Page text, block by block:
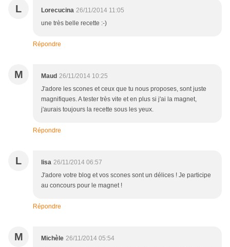
L Lorecucina 26/11/2014 11:05
une très belle recette :-)
Répondre
M Maud 26/11/2014 10:25
J'adore les scones et ceux que tu nous proposes, sont juste
magnifiques. A tester très vite et en plus si j'ai la magnet,
j'aurais toujours la recette sous les yeux.
Répondre
L lisa 26/11/2014 06:57
J'adore votre blog et vos scones sont un délices ! Je participe
au concours pour le magnet !
Répondre
M Michèle 26/11/2014 05:54